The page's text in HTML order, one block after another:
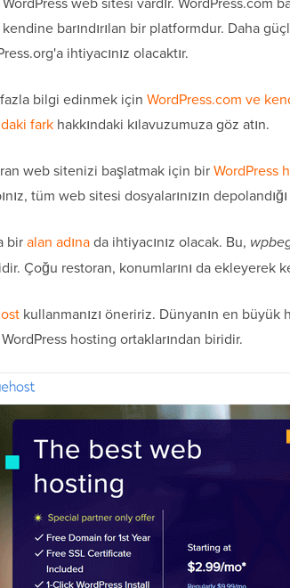
barındırılan bir platformdur. Daha
ihtiyacınız olacaktır.
bilgi edinmek için WordPress.com ve
fark hakkındaki kılavuzumuza göz atın.
web sitenizi başlatmak için birWordPress
tüm web sitesi dosyalarınızın
biralan adınada ihtiyacınız olacak. Bu,
Çoğu restoran, konumlarını da ekleyerek
kullanmanızı öneririz. Dünyanın en
hosting ortaklarından biridir.